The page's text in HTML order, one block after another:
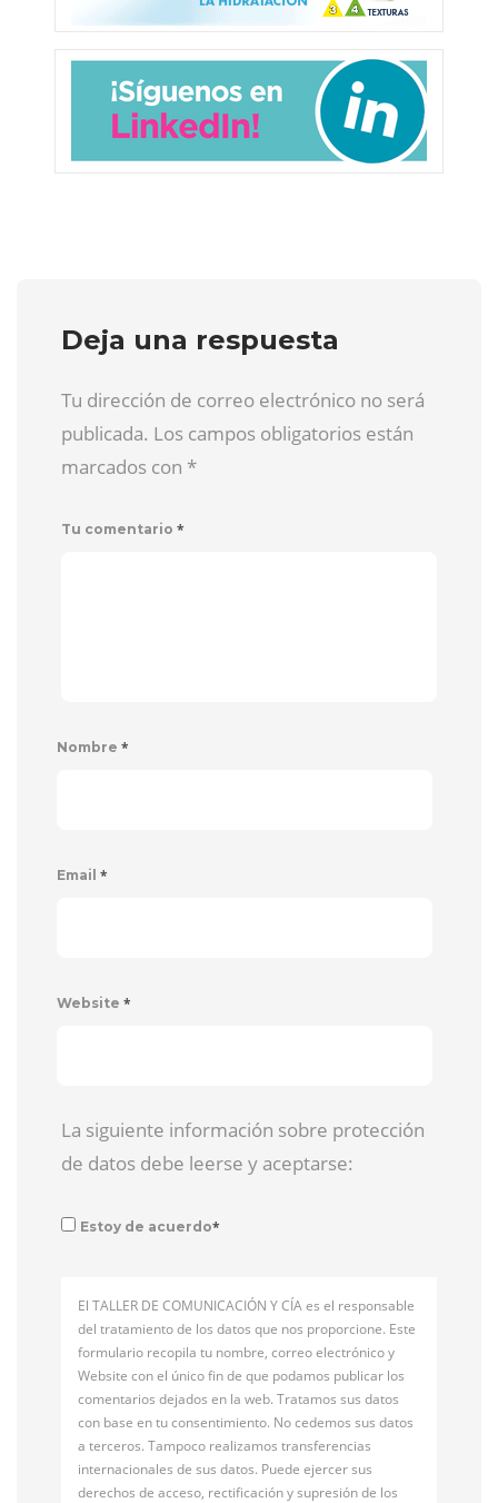
Deja una respuesta
Tu dirección de correo electrónico no será
publicada. Los campos obligatorios están
marcados con *
Tu comentario *
Nombre *
Email *
Website *
La siguiente información sobre protección
de datos debe leerse y aceptarse:
Estoy de acuerdo*
El TALLER DE COMUNICACIÓN Y CÍA es el responsable
del tratamiento de los datos que nos proporcione. Este
formulario recopila tu nombre, correo electrónico y
Website con el único fin de que podamos publicar los
comentarios dejados en la web. Tratamos sus datos
con base en tu consentimiento. No cedemos sus datos
a terceros. Tampoco realizamos transferencias
internacionales de sus datos. Puede ejercer sus
derechos de acceso, rectificación y supresión de los